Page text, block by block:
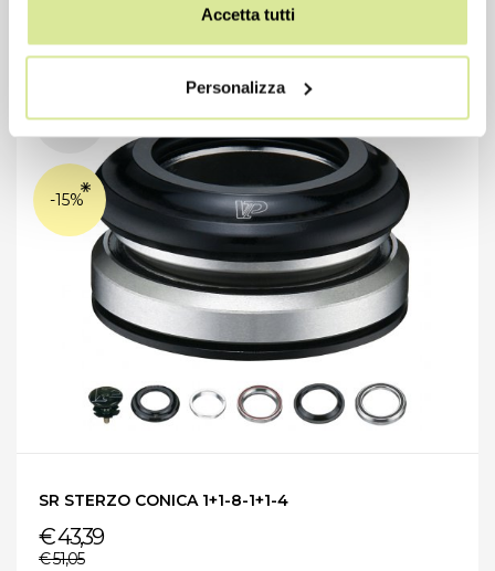
Accetta tutti
Personalizza
-15%
SR STERZO CONICA 1+1-8-1+1-4
€ 43,39
€ 51,05